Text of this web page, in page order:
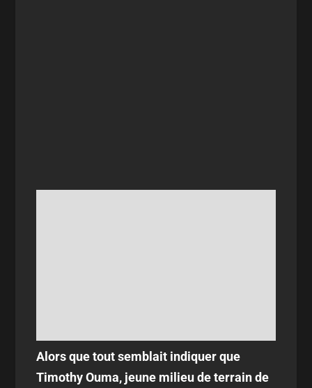
Alors que tout semblait indiquer que
Timothy Ouma, jeune milieu de terrain de